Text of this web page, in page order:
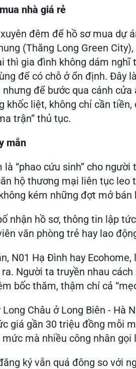
nhà giá rẻ
đêm để hồ sơ mua dự
(Thăng Long Green
thì gia đình không dám nghĩ
để có chỗ ở ổn định. Đây
để bước qua cánh
khốc liệt, không chỉ cần
trận” thủ tục.
mắn
“phao cứu sinh” cho
hộ thương mại liên tục leo
kém những đợt mở bán
nhận hồ sơ, thông tin lập
văn phòng trẻ hay lao
N01 Hạ Đình hay
Người ta truyền nhau
bốc thăm, thậm chí cả
Châu ở Long Biên - Hà
giá gần 30 triệu đồng mỗi
mà nhiều công nhân gọi
ký vẫn quá đông so với